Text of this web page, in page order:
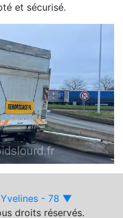
et sécurisé.
- 78 ▼
droits réservés.